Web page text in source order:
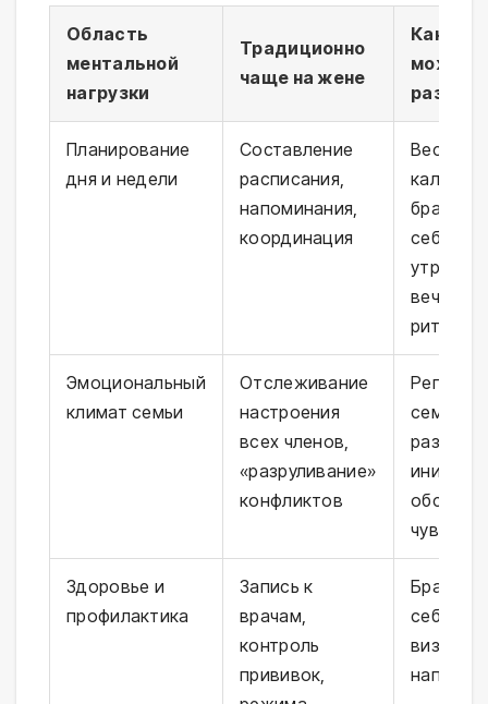
Область
ментальной
нагрузки
Традиционно
чаще на жене
Как муж
может
Планирование
дня и недели
Составление
расписания,
напоминания,
координация
Вести
брать на
себя
ритуалы
Эмоциональный
климат семьи
Отслеживание
настроения
всех членов,
«разруливание»
конфликтов
чувств
Здоровье и
профилактика
Запись к
врачам,
контроль
прививок,
Брать на
себя
визитов